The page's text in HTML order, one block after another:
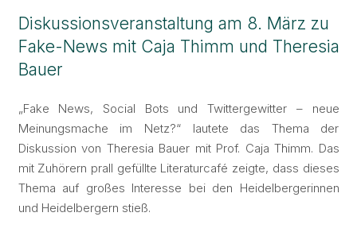
Diskussionsveranstaltung am 8. März zu
Fake-News mit Caja Thimm und Theresia
Bauer
„Fake News, Social Bots und Twittergewitter – neue
Meinungsmache im Netz?“ lautete das Thema der
Diskussion von Theresia Bauer mit Prof. Caja Thimm. Das
mit Zuhörern prall gefüllte Literaturcafé zeigte, dass dieses
Thema auf großes Interesse bei den Heidelbergerinnen
und Heidelbergern stieß.